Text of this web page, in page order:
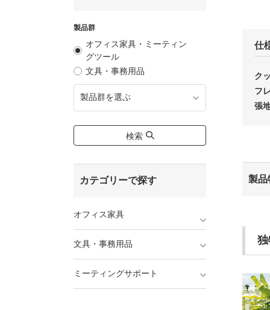
製品群
オフィス家具・ミーティン
グツール
文具・事務用品
製品群を選ぶ
検索
カテゴリーで探す
オフィス家具
文具・事務用品
ミーティングサポート
仕
ク
フ
張
製品